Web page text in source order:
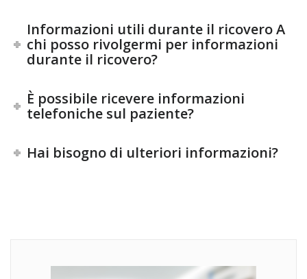
Informazioni utili durante il ricovero A
chi posso rivolgermi per informazioni
durante il ricovero?
È possibile ricevere informazioni
telefoniche sul paziente?
Hai bisogno di ulteriori informazioni?